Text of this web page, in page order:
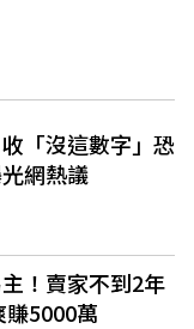
「沒這數字」恐
網熱議
！賣家不到2年
5000萬